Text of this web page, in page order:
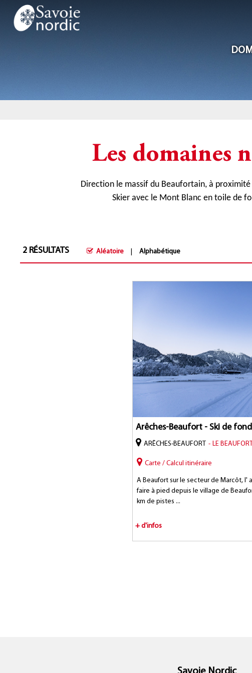
Les domaines
Direction le massif du Beaufortain, à proximité
Skier avec le Mont Blanc en toile de
2 RÉSULTATS Aléatoire Alphabétique
Arêches-Beaufort - Ski de fond
ARÊCHES-BEAUFORT LE
Carte / Calcul itinéraire
A Beaufort sur le secteur de Marcôt, l'
faire à pied depuis le village de
km de pistes ...
+ d'infos